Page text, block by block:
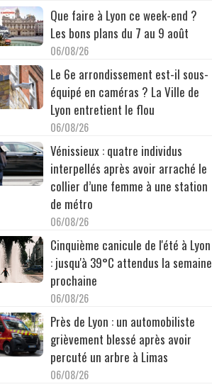
Que faire à Lyon ce week-end ?
Les bons plans du 7 au 9 août
06/08/26
Le 6e arrondissement est-il sous-
équipé en caméras ? La Ville de
Lyon entretient le flou
06/08/26
Vénissieux : quatre individus
interpellés après avoir arraché le
collier d’une femme à une station
de métro
06/08/26
Cinquième canicule de l'été à Lyon
: jusqu'à 39°C attendus la semaine
prochaine
06/08/26
Près de Lyon : un automobiliste
grièvement blessé après avoir
percuté un arbre à Limas
06/08/26